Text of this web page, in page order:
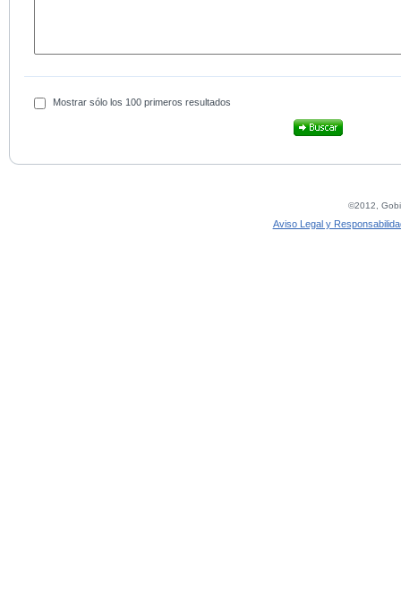
Mostrar sólo los 100 primeros resultados
©2012,
Aviso Legal y